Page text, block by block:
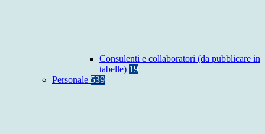
Consulenti e collaboratori (da pubblicare in
tabelle) 19
Personale 539